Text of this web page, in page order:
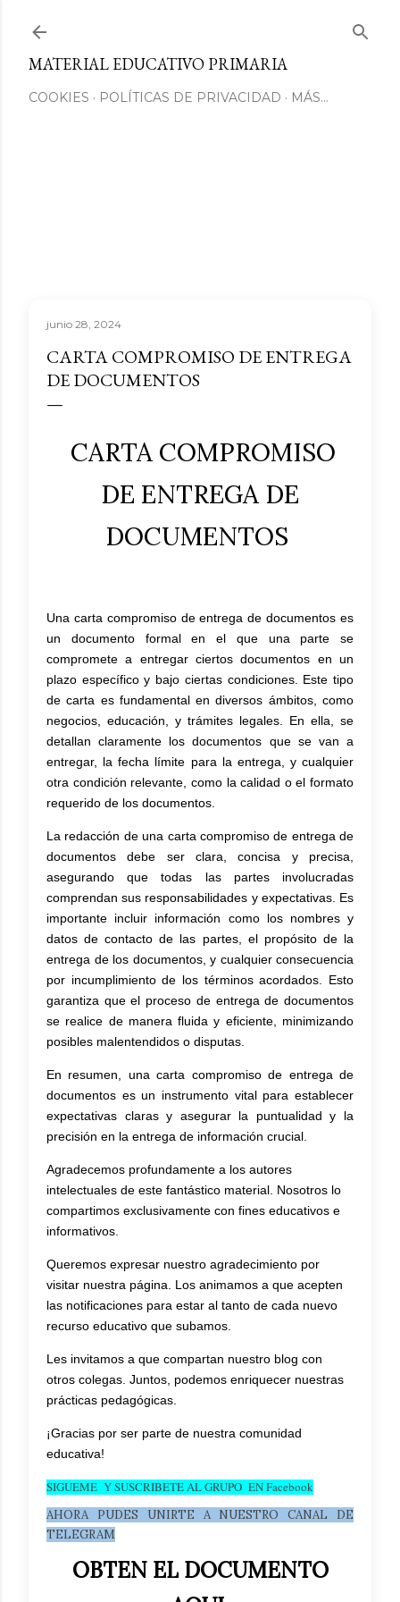
MATERIAL EDUCATIVO PRIMARIA
COOKIES POLÍTICAS DE PRIVACIDAD MÁS…
junio 28, 2024
CARTA COMPROMISO DE ENTREGA
DE DOCUMENTOS
CARTA COMPROMISO
DE ENTREGA DE
DOCUMENTOS
Una carta compromiso de entrega de documentos es
un documento formal en el que una parte se
compromete a entregar ciertos documentos en un
plazo específico y bajo ciertas condiciones. Este tipo
de carta es fundamental en diversos ámbitos, como
negocios, educación, y trámites legales. En ella, se
detallan claramente los documentos que se van a
entregar, la fecha límite para la entrega, y cualquier
otra condición relevante, como la calidad o el formato
requerido de los documentos.
La redacción de una carta compromiso de entrega de
documentos debe ser clara, concisa y precisa,
asegurando que todas las partes involucradas
comprendan sus responsabilidades y expectativas. Es
importante incluir información como los nombres y
datos de contacto de las partes, el propósito de la
entrega de los documentos, y cualquier consecuencia
por incumplimiento de los términos acordados. Esto
garantiza que el proceso de entrega de documentos
se realice de manera fluida y eficiente, minimizando
posibles malentendidos o disputas.
En resumen, una carta compromiso de entrega de
documentos es un instrumento vital para establecer
expectativas claras y asegurar la puntualidad y la
precisión en la entrega de información crucial.
Agradecemos profundamente a los autores
intelectuales de este fantástico material. Nosotros lo
compartimos exclusivamente con fines educativos e
informativos.
Queremos expresar nuestro agradecimiento por
visitar nuestra página. Los animamos a que acepten
las notificaciones para estar al tanto de cada nuevo
recurso educativo que subamos.
Les invitamos a que compartan nuestro blog con
otros colegas. Juntos, podemos enriquecer nuestras
prácticas pedagógicas.
¡Gracias por ser parte de nuestra comunidad
educativa!
SIGUEME Y SUSCRIBETE AL GRUPO EN Facebook
AHORA PUDES UNIRTE A NUESTRO CANAL DE
TELEGRAM
OBTEN EL DOCUMENTO